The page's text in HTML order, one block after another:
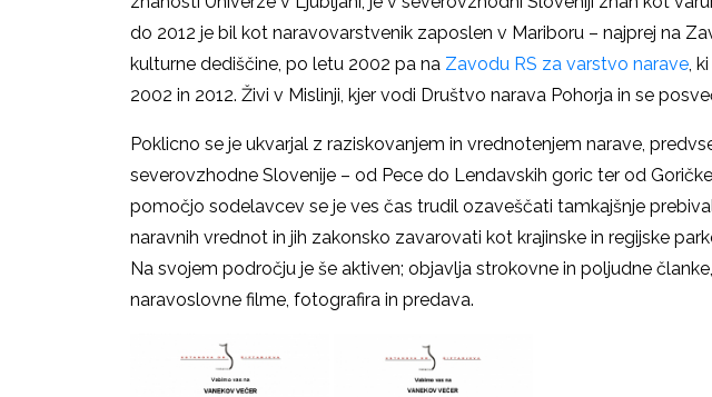
do 2012 je bil kot naravovarstvenik zaposlen v Mariboru – najprej na
kulturne dediščine, po letu 2002 pa na Zavodu RS za varstvo narave,
2002 in 2012. Živi v Mislinji, kjer vodi Društvo narava Pohorja in se
Poklicno se je ukvarjal z raziskovanjem in vrednotenjem narave,
severovzhodne Slovenije – od Pece do Lendavskih goric ter od
pomočjo sodelavcev se je ves čas trudil ozaveščati tamkajšnje
naravnih vrednot in jih zakonsko zavarovati kot krajinske in regijske
Na svojem področju je še aktiven; objavlja strokovne in poljudne
naravoslovne filme, fotografira in predava.